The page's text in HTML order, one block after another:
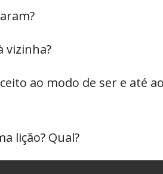
vizinha?
ao modo de ser e até
lição? Qual?